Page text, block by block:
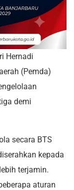
Hernadi
(Pemda)
demi
secara BTS
kepada
terjamin.
aturan